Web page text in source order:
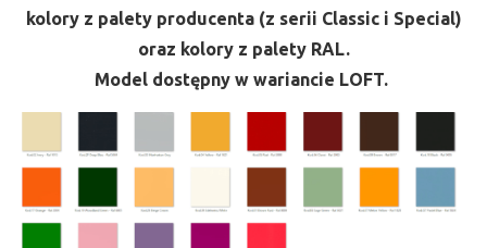
kolory z palety producenta (z serii Classic i Special)
oraz kolory z palety RAL.
Model dostępny w wariancie LOFT.